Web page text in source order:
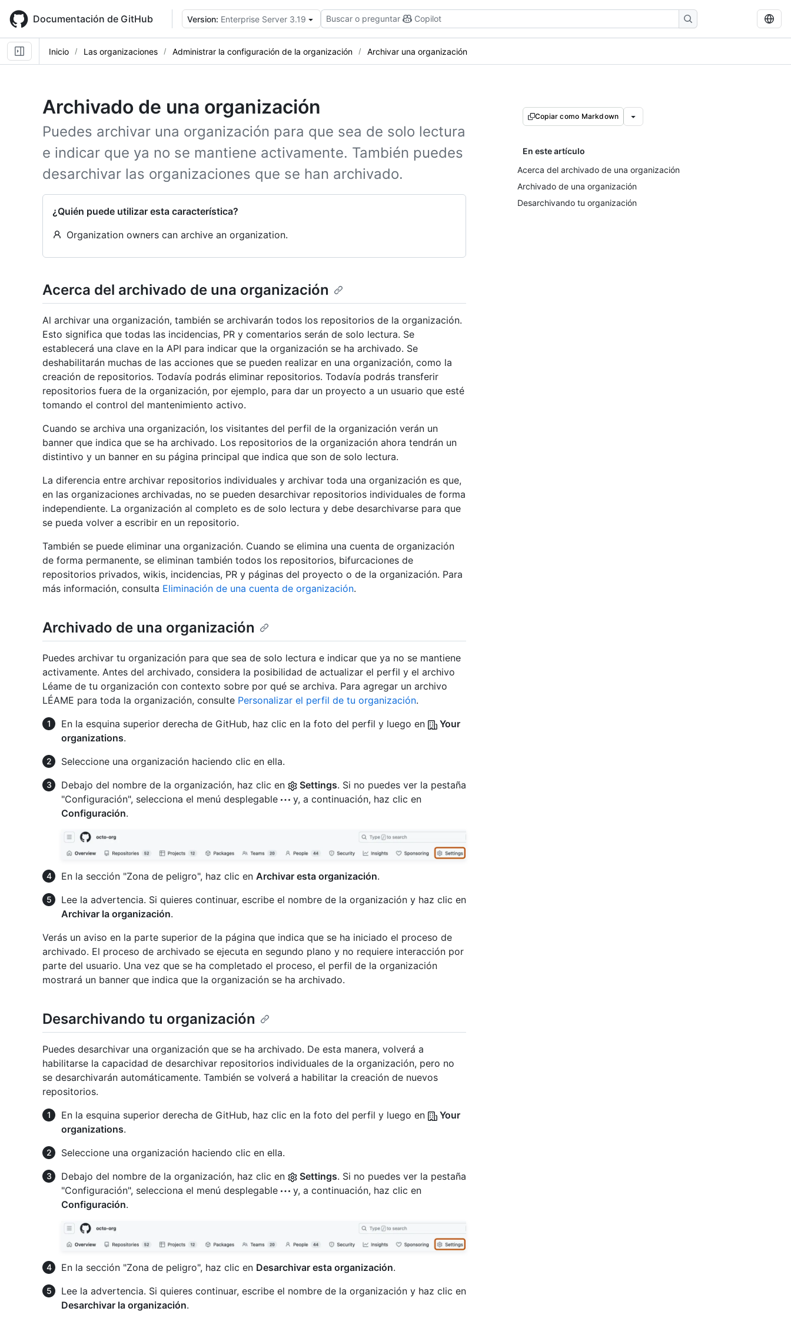
main
content
Documentación de GitHub Version: Enterprise Server 3.19 Buscar o preguntar Copilot
Inicio Las organizaciones Administrar la configuración de la organización Archivar una organización
Archivado de una organización
Puedes archivar una organización para que sea de solo lectura
e indicar que ya no se mantiene activamente. También puedes
desarchivar las organizaciones que se han archivado.
¿Quién puede utilizar esta característica?
Organization owners can archive an organization.
Copiar como Markdown
En este artículo
Acerca del archivado de una organización
Archivado de una organización
Desarchivando tu organización
Acerca del archivado de una organización
Al archivar una organización, también se archivarán todos los repositorios de la organización.
Esto significa que todas las incidencias, PR y comentarios serán de solo lectura. Se
establecerá una clave en la API para indicar que la organización se ha archivado. Se
deshabilitarán muchas de las acciones que se pueden realizar en una organización, como la
creación de repositorios. Todavía podrás eliminar repositorios. Todavía podrás transferir
repositorios fuera de la organización, por ejemplo, para dar un proyecto a un usuario que esté
tomando el control del mantenimiento activo.
Cuando se archiva una organización, los visitantes del perfil de la organización verán un
banner que indica que se ha archivado. Los repositorios de la organización ahora tendrán un
distintivo y un banner en su página principal que indica que son de solo lectura.
La diferencia entre archivar repositorios individuales y archivar toda una organización es que,
en las organizaciones archivadas, no se pueden desarchivar repositorios individuales de forma
independiente. La organización al completo es de solo lectura y debe desarchivarse para que
se pueda volver a escribir en un repositorio.
También se puede eliminar una organización. Cuando se elimina una cuenta de organización
de forma permanente, se eliminan también todos los repositorios, bifurcaciones de
repositorios privados, wikis, incidencias, PR y páginas del proyecto o de la organización. Para
más información, consulta Eliminación de una cuenta de organización.
Archivado de una organización
Puedes archivar tu organización para que sea de solo lectura e indicar que ya no se mantiene
activamente. Antes del archivado, considera la posibilidad de actualizar el perfil y el archivo
Léame de tu organización con contexto sobre por qué se archiva. Para agregar un archivo
LÉAME para toda la organización, consulte Personalizar el perfil de tu organización.
En la esquina superior derecha de GitHub, haz clic en la foto del perfil y luego en
Your
organizations.
Seleccione una organización haciendo clic en ella.
Debajo del nombre de la organización, haz clic en
Settings. Si no puedes ver la pestaña
"Configuración", selecciona el menú desplegable
y, a continuación, haz clic en
Configuración.
En la sección "Zona de peligro", haz clic en Archivar esta organización.
Lee la advertencia. Si quieres continuar, escribe el nombre de la organización y haz clic en
Archivar la organización.
Verás un aviso en la parte superior de la página que indica que se ha iniciado el proceso de
archivado. El proceso de archivado se ejecuta en segundo plano y no requiere interacción por
parte del usuario. Una vez que se ha completado el proceso, el perfil de la organización
mostrará un banner que indica que la organización se ha archivado.
Desarchivando tu organización
Puedes desarchivar una organización que se ha archivado. De esta manera, volverá a
habilitarse la capacidad de desarchivar repositorios individuales de la organización, pero no
se desarchivarán automáticamente. También se volverá a habilitar la creación de nuevos
repositorios.
En la esquina superior derecha de GitHub, haz clic en la foto del perfil y luego en
Your
organizations.
Seleccione una organización haciendo clic en ella.
Debajo del nombre de la organización, haz clic en
Settings. Si no puedes ver la pestaña
"Configuración", selecciona el menú desplegable
y, a continuación, haz clic en
Configuración.
En la sección "Zona de peligro", haz clic en Desarchivar esta organización.
Lee la advertencia. Si quieres continuar, escribe el nombre de la organización y haz clic en
Desarchivar la organización.